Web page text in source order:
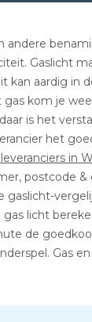
andere
Gaslicht
kan aardig in
gas kom je
is het
het
in
postcode
gaslicht-
gas licht
de
Gas